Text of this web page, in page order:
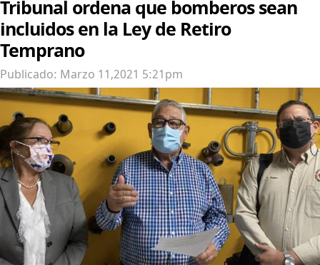
Tribunal ordena que bomberos sean
incluidos en la Ley de Retiro
Temprano
Publicado: Marzo 11,2021 5:21pm